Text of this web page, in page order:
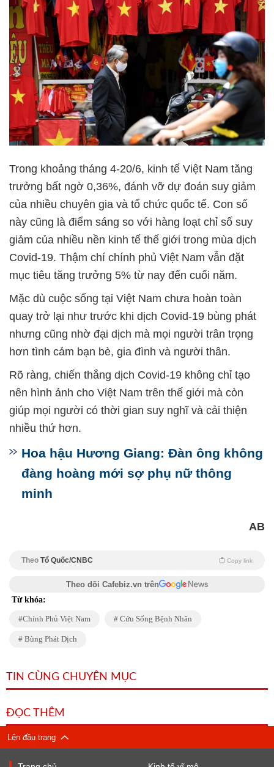
Trong khoảng tháng 4-20/6, kinh tế Việt Nam tăng
trưởng bất ngờ 0,36%, đánh vỡ dự đoán suy giảm
của nhiều chuyên gia và tổ chức quốc tế. Con số
này cũng là điểm sáng so với hàng loạt chỉ số suy
giảm của nhiều nền kinh tế thế giới trong mùa dịch
Covid-19. Thậm chí chính phủ Việt Nam vẫn đặt
mục tiêu tăng trưởng 5% từ nay đến cuối năm.
Mặc dù cuộc sống tại Việt Nam chưa hoàn toàn
quay trở lại như trước khi dịch Covid-19 bùng phát
nhưng cũng nhờ đại dịch mà mọi người trân trọng
hơn tình cảm bạn bè, gia đình và người thân.
Rõ ràng, chiến thắng dịch Covid-19 không chỉ tạo
nên hình ảnh cho Việt Nam trên thế giới mà còn
giúp mọi người có thời gian suy nghĩ và cải thiện
nhiều thứ hơn.
Hoa hậu Hương Giang: Đàn ông không
đàng hoàng mới sợ phụ nữ thông
minh
AB
Theo Tổ Quốc/CNBC Copy link
Theo dõi Cafebiz.vn trên
Từ khóa:
Chính Phủ Việt Nam Cứu Sống Bệnh Nhân
Bùng Phát Dịch
TIN CÙNG CHUYÊN MỤC
ĐỌC THÊM
Lên đầu trang